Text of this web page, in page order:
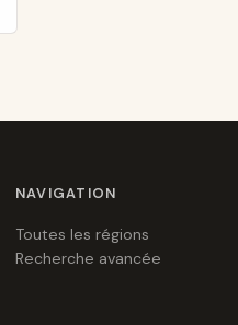
NAVIGATION
Toutes les régions
Recherche avancée